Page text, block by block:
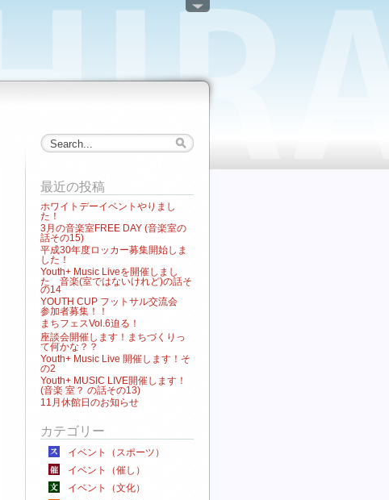
最近の投稿
ホワイトデーイベントやりまし
た！
3月の音楽室FREE DAY (音楽室の
話その15)
平成30年度ロッカー募集開始しま
した！
Youth+ Music Liveを開催しまし
た 音楽(室ではないけれど)の話そ
の14
YOUTH CUP フットサル交流会
参加者募集！！
まちフェスVol.6迫る！
座談会開催します！まちづくりっ
て何かな？？
Youth+ Music Live 開催します！そ
の2
Youth+ MUSIC LIVE開催します！
(音楽 室？ の話その13)
11月休館日のお知らせ
カテゴリー
イベント（スポーツ）
イベント（催し）
イベント（文化）